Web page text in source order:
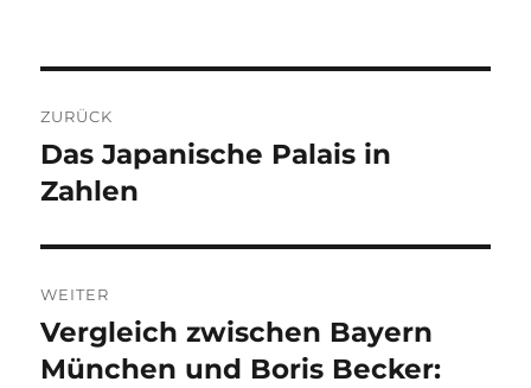
ZURÜCK
Vorheriger
Beitrag:
Das Japanische Palais in
Zahlen
WEITER
Nächster
Beitrag:
Vergleich zwischen Bayern
München und Boris Becker: